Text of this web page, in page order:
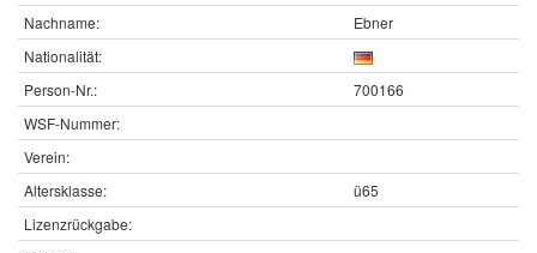
Nachname:
Ebner
Nationalität:
Person-Nr.:
700166
WSF-Nummer:
Verein:
Altersklasse:
ü65
Lizenzrückgabe: